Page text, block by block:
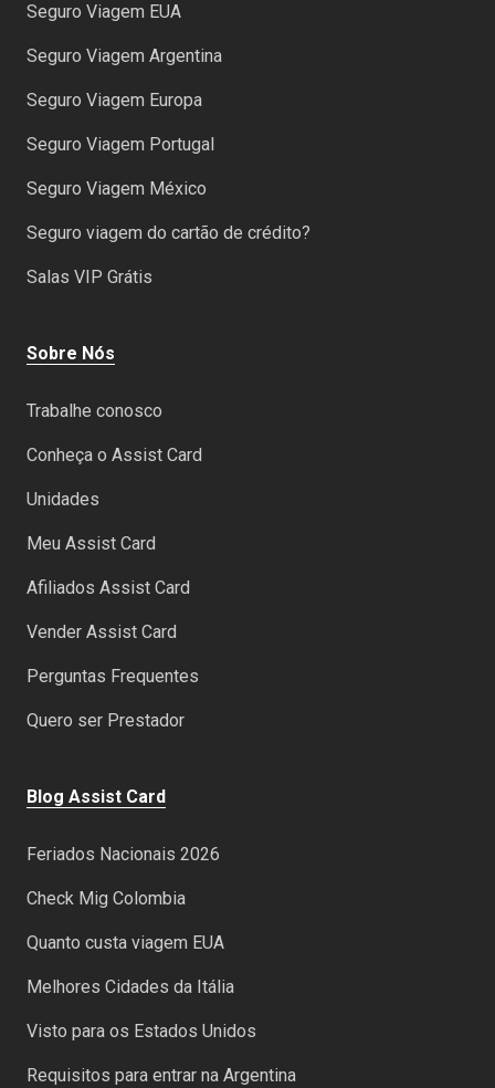
Seguro Viagem EUA
Seguro Viagem Argentina
Seguro Viagem Europa
Seguro Viagem Portugal
Seguro Viagem México
Seguro viagem do cartão de crédito?
Salas VIP Grátis
Sobre Nós
Trabalhe conosco
Conheça o Assist Card
Unidades
Meu Assist Card
Afiliados Assist Card
Vender Assist Card
Perguntas Frequentes
Quero ser Prestador
Blog Assist Card
Feriados Nacionais 2026
Check Mig Colombia
Quanto custa viagem EUA
Melhores Cidades da Itália
Visto para os Estados Unidos
Requisitos para entrar na Argentina